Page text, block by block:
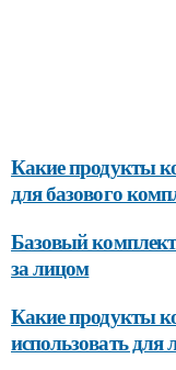
Какие продукты
для базового
Базовый
за лицом
Какие продукты
использовать для